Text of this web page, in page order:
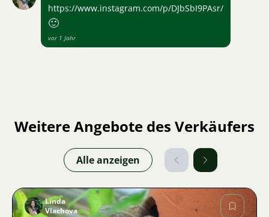
https://www.instagram.com/p/DJbSbI9PAsr/
🙂
vor 1 Jahr
Weitere Angebote des Verkäufers
Alle anzeigen
Linda
Vlachova